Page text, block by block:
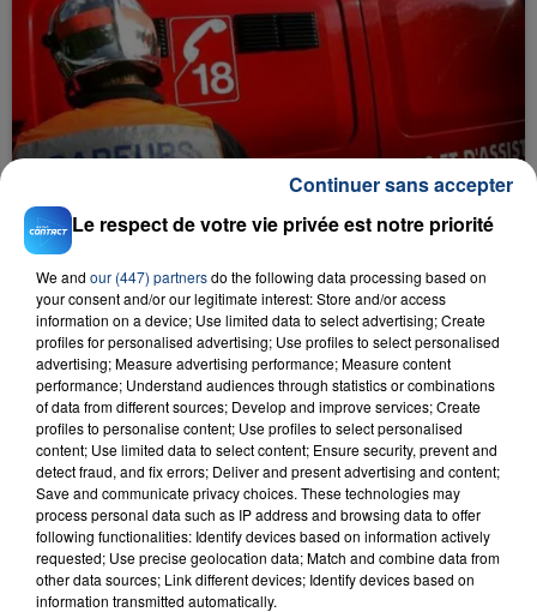
INCENDIE MORTEL À LENS : UNE FEMME ET
SON BÉBÉ ENTRE LA VIE ET LA...
aspergé sa compagne et leur bébé de trois mois
d'un liquide inflammable.
20 juillet 2026
UNE ADOLESCENTE DEVANT SE FAIRE
OPÉRER DE LA CHEVILLE RESSORT DE LA...
La famille a porté plainte contre la clinique qui a
reconnu sa responsabilité et présenté ses
Le respect de votre vie privée est notre priorité
We and our (447) partnersdo the following data processing based on
your consent and/or our legitimate interest: Store and/or access
information on a device; Use limited data to select advertising; Create
profiles for personalised advertising; Use profiles to select personalised
advertising; Measure advertising performance; Measure content
performance; Understand audiences through statistics or combinations
of data from different sources; Develop and improve services; Create
profiles to personalise content; Use profiles to select personalised
content; Use limited data to select content; Ensure security, prevent and
detect fraud, and fix errors; Deliver and present advertising and content;
Save and communicate privacy choices. These technologies may
process personal data such as IP address and browsing data to offer
following functionalities: Identify devices based on information actively
requested; Use precise geolocation data; Match and combine data from
other data sources; Link different devices; Identify devices based on
information transmitted automatically.
Continuer sans accepter